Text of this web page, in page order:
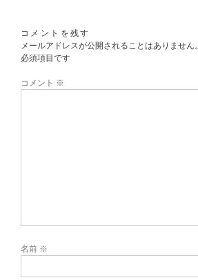
コメントを残す
メールアドレスが公開されることはありません。
必須項目です
コメント ※
名前 ※